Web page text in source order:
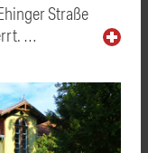
Straße
…